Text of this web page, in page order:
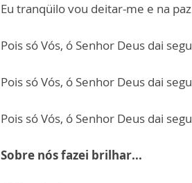
Eu tranqüilo vou deitar-me e na
Pois só Vós, ó Senhor Deus dai
Pois só Vós, ó Senhor Deus dai
Pois só Vós, ó Senhor Deus dai
Sobre nós fazei brilhar...